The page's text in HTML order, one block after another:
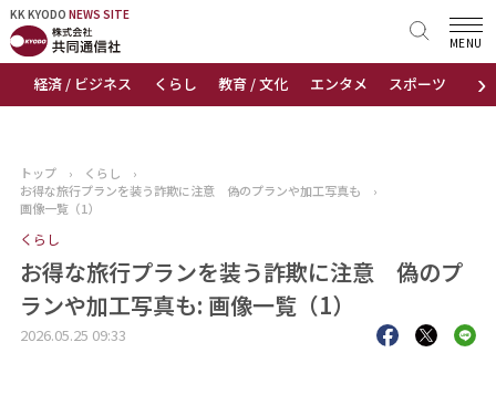
KK KYODO NEWS SITE
›
経済 / ビジネス くらし 教育 / 文化 エンタメ スポーツ 地域
MENU
KK KYODONEWS SITE
トップページ
ニュース
おすすめコンテンツ
出版物
トップ › くらし
›
お得な旅行プランを装う詐欺に注意 偽のプランや加工写真も
›
画像一覧（1）
くらし
お得な旅行プランを装う詐欺に注意 偽のプ
ランや加工写真も: 画像一覧（1）
2026.05.25 09:33